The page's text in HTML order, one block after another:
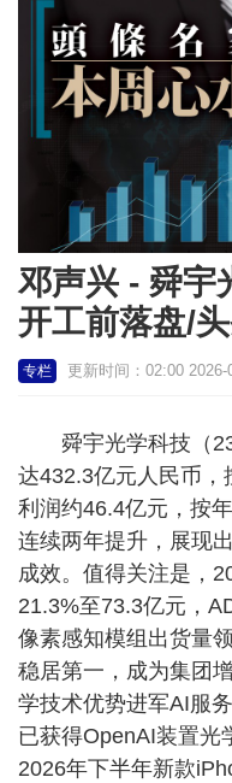
邓声兴 - 舜宇
开工前落盘/
专栏 更新时间：02:00 2026-
舜宇光学科技（
达432.3亿元人民币
利润约46.4亿元，按
连续两年提升，展现
成效。值得关注是，
21.3%至73.3亿元，
像素感知模组出货量
稳居第一，成为集团
学技术优势进军AI服
已获得OpenAI装置光
2026年下半年新款